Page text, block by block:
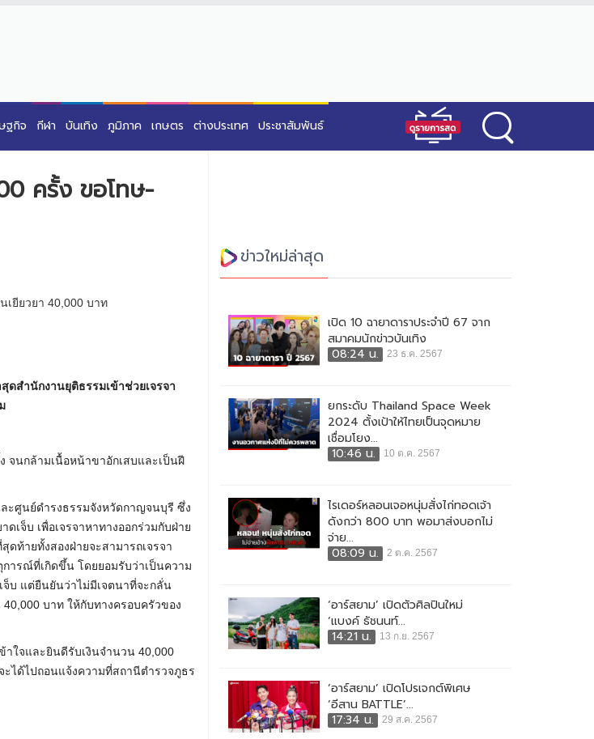
ฐกิจ กีฬา บันเทิง ภูมิภาค เกษตร ต่างประเทศ ประชาสัมพันธ์
ครั้ง ขอโทษ-
สำนักงานยุติธรรมเข้าช่วยเจรจา
จนกล้ามเนื้อหน้าขาอักเสบและเป็นฝี
ะศูนย์ดำรงธรรมจังหวัดกาญจนบุรี ซึ่ง
เจ็บ เพื่อเจรจาหาทางออกร่วมกับฝ่าย
ท้ายทั้งสองฝ่ายจะสามารถเจรจา
ารณ์ที่เกิดขึ้น โดยยอมรับว่าเป็นความ
จ็บ แต่ยืนยันว่าไม่มีเจตนาที่จะกลั่น
บาท ให้กับทางครอบครัวของ
ใจและยินดีรับเงินจำนวน 40,000
ได้ไปถอนแจ้งความที่สถานีตำรวจภูธร
ข่าวใหม่ล่าสุด
เปิด 10 ฉายาดาราประจำปี 67 จาก
สมาคมนักข่าวบันเทิง
08:24 น.
23 ธ.ค. 2567
ยกระดับ Thailand Space Week
2024 ตั้งเป้าให้ไทยเป็นจุดหมาย
เชื่อมโยง...
10:46 น.
10 ต.ค. 2567
ไรเดอร์หลอนเจอหนุ่มสั่งไก่ทอดเจ้า
ดังกว่า 800 บาท พอมาส่งบอกไม่
จ่าย...
08:09 น.
2 ต.ค. 2567
‘อาร์สยาม’ เปิดตัวศิลปินใหม่
‘แบงค์ ธัชนนท์...
14:21 น.
13 ก.ย. 2567
‘อาร์สยาม’ เปิดโปรเจกต์พิเศษ
‘อีสาน BATTLE’...
17:34 น.
29 ส.ค. 2567